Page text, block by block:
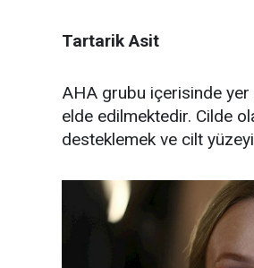
Tartarik Asit
AHA grubu içerisinde
elde edilmektedir. Cilde
desteklemek ve cilt